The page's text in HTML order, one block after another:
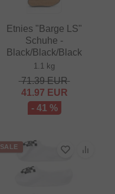
Etnies "Barge LS"
Schuhe -
Black/Black/Black
1.1 kg
71.39EUR
41.97 EUR
- 41 %
SALE